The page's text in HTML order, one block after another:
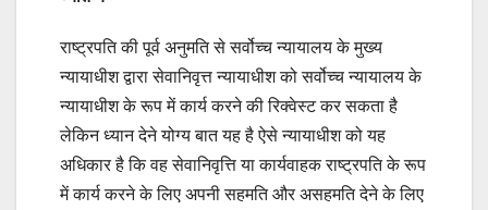
राष्ट्रपति की पूर्व अनुमति से सर्वोच्च न्यायालय के मुख्य
न्यायाधीश द्वारा सेवानिवृत्त न्यायाधीश को सर्वोच्च न्यायालय के
न्यायाधीश के रूप में कार्य करने की रिक्वेस्ट कर सकता है
लेकिन ध्यान देने योग्य बात यह है ऐसे न्यायाधीश को यह
अधिकार है कि वह सेवानिवृत्ति या कार्यवाहक राष्ट्रपति के रूप
में कार्य करने के लिए अपनी सहमति और असहमति देने के लिए